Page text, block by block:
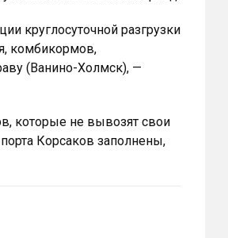
круглосуточной разгрузки
комбикормов,
(Ванино-Холмск), —
которые не вывозят свои
Корсаков заполнены,